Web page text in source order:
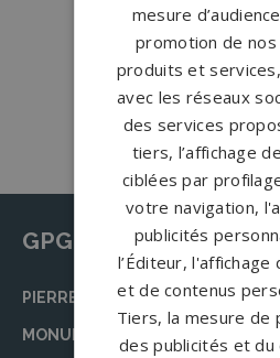
Large choix de
coloris
Nos granits
GPG Granit
PIERRE TOMBALE
MONUMENT FUNÉRAIRE
mesure
promotion de nos
produits et
avec les réseaux
des services
tiers, l’affichage
ciblées par
votre navigation,
publicités
l’Éditeur, l'affichage
et de contenus
Tiers, la mesure de
des publicités et du